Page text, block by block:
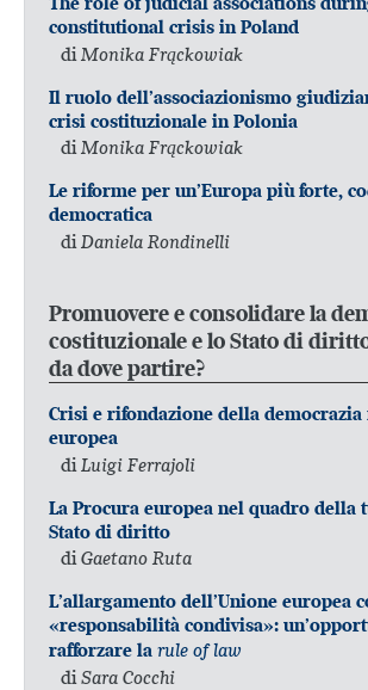
constitutional crisis in Poland
di Monika Frąckowiak
Il ruolo dell’associazionismo
crisi costituzionale in Polonia
diMonika Frąckowiak
Le riforme per un’Europa più forte,
democratica
di Daniela Rondinelli
Promuovere e consolidare la
costituzionale e lo Stato di
da dove partire?
Crisi e rifondazione della democrazia
europea
di Luigi Ferrajoli
La Procura europea nel quadro della
Stato di diritto
diGaetano Ruta
L’allargamento dell’Unione europea
«responsabilità condivisa»:
rafforzare la rule of law
di Sara Cocchi